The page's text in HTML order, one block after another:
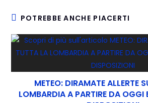
POTREBBE ANCHE PIACERTI
METEO: DIRAMATE ALLERTE
LOMBARDIA A PARTIRE DA OGGI